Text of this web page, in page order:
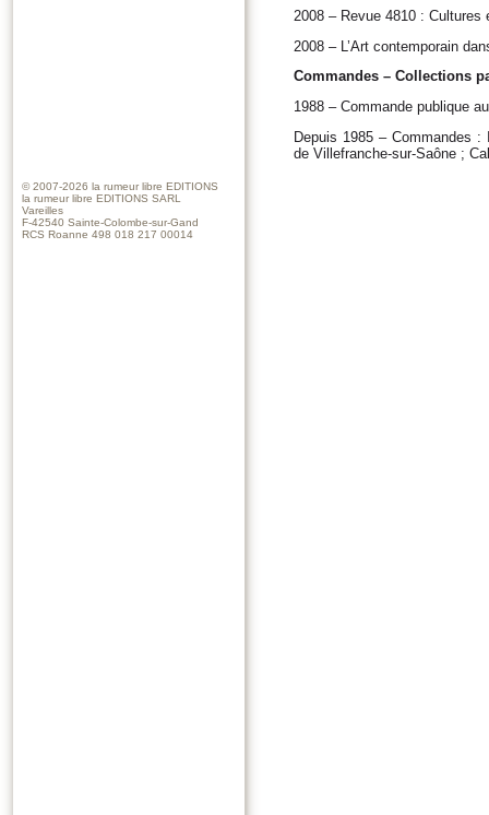
2008 – Revue 4810 : Cultures
2008 – L’Art contemporain
Commandes – Collections
1988 – Commande publique
Depuis 1985 – Commandes
de Villefranche-sur-Saône ;
© 2007-2026 la rumeur libre EDITIONS
la rumeur libre EDITIONS SARL
Vareilles
F-42540 Sainte-Colombe-sur-Gand
RCS Roanne 498 018 217 00014